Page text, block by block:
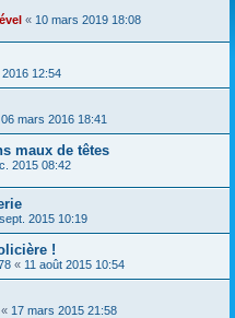
« 10 mars 2019 18:08
2016 12:54
06 mars 2016 18:41
maux de têtes
2015 08:42
2015 10:19
!
« 11 août 2015 10:54
« 17 mars 2015 21:58